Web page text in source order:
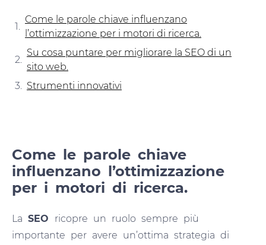
Come le parole chiave influenzano
l’ottimizzazione per i motori di ricerca.
Su cosa puntare per migliorare la SEO di un
sito web.
Strumenti innovativi
Come le parole chiave
influenzano l’ottimizzazione
per i motori di ricerca.
La SEO ricopre un ruolo sempre più
importante per avere un’ottima strategia di